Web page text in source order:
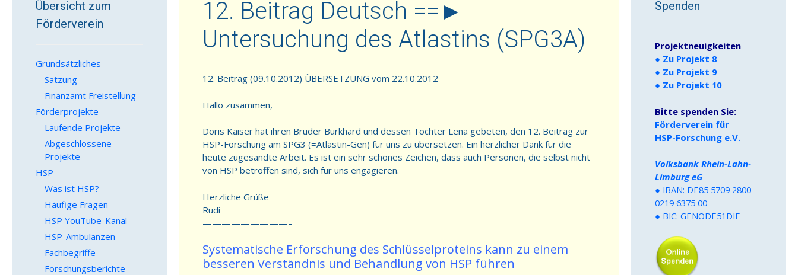
12. Beitrag Deutsch ==►
Untersuchung des Atlastins (SPG3A)
12. Beitrag (09.10.2012) ÜBERSETZUNG vom 22.10.2012
Hallo zusammen,
Doris Kaiser hat ihren Bruder Burkhard und dessen Tochter Lena gebeten, den 12. Beitrag zur
HSP-Forschung am SPG3 (=Atlastin-Gen) für uns zu übersetzen. Ein herzlicher Dank für die
heute zugesandte Arbeit. Es ist ein sehr schönes Zeichen, dass auch Personen, die selbst nicht
von HSP betroffen sind, sich für uns engagieren.
Herzliche Grüße
Rudi
—————————–
Systematische Erforschung des Schlüsselproteins kann zu einem
besseren Verständnis und Behandlung von HSP führen
Spenden
Projektneuigkeiten
● Zu Projekt 8
● Zu Projekt 9
● Zu Projekt 10
Bitte spenden Sie:
Förderverein für
HSP-Forschung e.V.
Volksbank Rhein-Lahn-
Limburg eG
● IBAN: DE85 5709 2800
0219 6375 00
● BIC: GENODE51DIE
Übersicht zum
Förderverein
Grundsätzliches
Satzung
Finanzamt Freistellung
Förderprojekte
Laufende Projekte
Abgeschlossene
Projekte
HSP
Was ist HSP?
Häufige Fragen
HSP YouTube-Kanal
HSP-Ambulanzen
Fachbegriffe
Forschungsberichte